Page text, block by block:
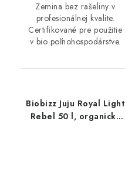
Zemina bez rašeliny v
profesionálnej kvalite.
Certifikované pre použitie
v bio poľnohospodárstve.
Biobizz Juju Royal Light
Rebel 50 l, organický